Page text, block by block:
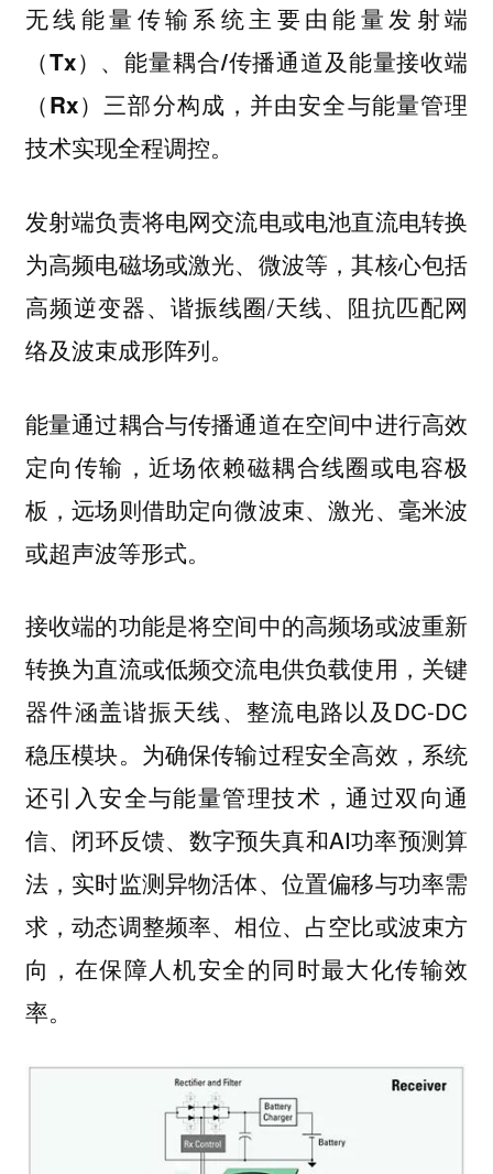
无线能量传输系统主要由能量发射端
（Tx）、能量耦合/传播通道及能量接收端
（Rx）三部分构成，并由安全与能量管理
技术实现全程调控。
发射端负责将电网交流电或电池直流电转换
为高频电磁场或激光、微波等，其核心包括
高频逆变器、谐振线圈/天线、阻抗匹配网
络及波束成形阵列。
能量通过耦合与传播通道在空间中进行高效
定向传输，近场依赖磁耦合线圈或电容极
板，远场则借助定向微波束、激光、毫米波
或超声波等形式。
接收端的功能是将空间中的高频场或波重新
转换为直流或低频交流电供负载使用，关键
器件涵盖谐振天线、整流电路以及DC-DC
稳压模块。为确保传输过程安全高效，系统
还引入安全与能量管理技术，通过双向通
信、闭环反馈、数字预失真和AI功率预测算
法，实时监测异物活体、位置偏移与功率需
求，动态调整频率、相位、占空比或波束方
向，在保障人机安全的同时最大化传输效
率。